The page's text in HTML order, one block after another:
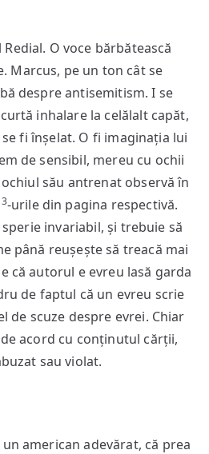
O voce bărbătească
Marcus, pe un ton cât se
despre antisemitism. I se
inhalare la celălalt capăt,
fi înșelat. O fi imaginația lui
de sensibil, mereu cu ochii
său antrenat observă în
3-urile din pagina respectivă.
invariabil, și trebuie să
până reușește să treacă mai
că autorul e evreu lasă garda
de faptul că un evreu scrie
de scuze despre evrei. Chiar
acord cu conținutul cărții,
sau violat.
american adevărat, că prea